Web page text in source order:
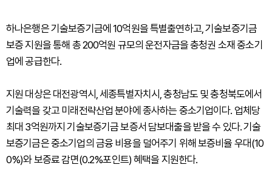
하나은행은 기술보증기금에 10억원을 특별출연하고, 기술보증기금
보증 지원을 통해 총 200억원 규모의 운전자금을 충청권 소재 중소기
업에 공급한다.
지원 대상은 대전광역시, 세종특별자치시, 충청남도 및 충청북도에서
기술력을 갖고 미래전략산업 분야에 종사하는 중소기업이다. 업체당
최대 3억원까지 기술보증기금 보증서 담보대출을 받을 수 있다. 기술
보증기금은 중소기업의 금융 비용을 덜어주기 위해 보증비율 우대(10
0%)와 보증료 감면(0.2%포인트) 혜택을 지원한다.